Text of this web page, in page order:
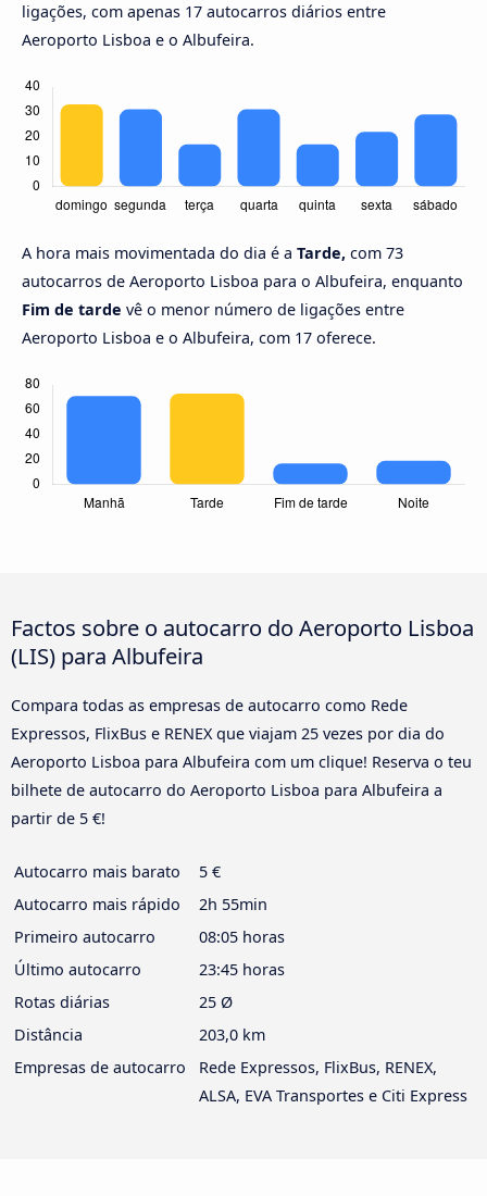
ligações, com apenas 17 autocarros diários entre
Aeroporto Lisboa e o Albufeira.
A hora mais movimentada do dia é a Tarde, com 73
autocarros de Aeroporto Lisboa para o Albufeira, enquanto
Fim de tarde vê o menor número de ligações entre
Aeroporto Lisboa e o Albufeira, com 17 oferece.
Factos sobre o autocarro do Aeroporto Lisboa
(LIS) para Albufeira
Compara todas as empresas de autocarro como Rede
Expressos, FlixBus e RENEX que viajam 25 vezes por dia do
Aeroporto Lisboa para Albufeira com um clique! Reserva o teu
bilhete de autocarro do Aeroporto Lisboa para Albufeira a
partir de 5 €!
Autocarro mais barato
5 €
Autocarro mais rápido
2h 55min
Primeiro autocarro
08:05 horas
Último autocarro
23:45 horas
Rotas diárias
25 Ø
Distância
203,0 km
Empresas de autocarro
Rede Expressos, FlixBus, RENEX,
ALSA, EVA Transportes e Citi Express